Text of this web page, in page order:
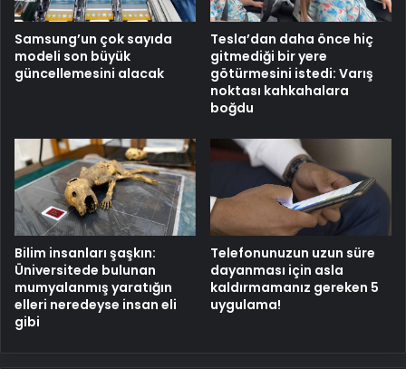
Samsung’un çok sayıda
modeli son büyük
güncellemesini alacak
Tesla’dan daha önce hiç
gitmediği bir yere
götürmesini istedi: Varış
noktası kahkahalara
boğdu
Bilim insanları şaşkın:
Üniversitede bulunan
mumyalanmış yaratığın
elleri neredeyse insan eli
gibi
Telefonunuzun uzun süre
dayanması için asla
kaldırmamanız gereken 5
uygulama!